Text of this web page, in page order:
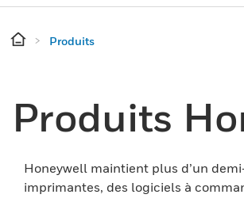
Produits
Produits
Honeywell maintient plus d’un
imprimantes, des logiciels à